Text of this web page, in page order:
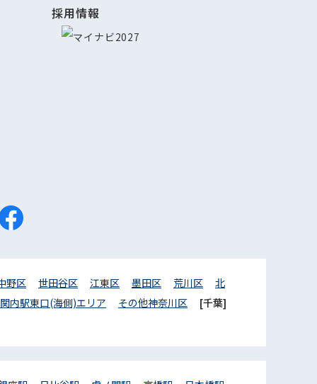
採用情報
野区 世田谷区 江東区 墨田区 荒川区
北
関内駅東口(海側)エリア その他神奈川区
[千葉]